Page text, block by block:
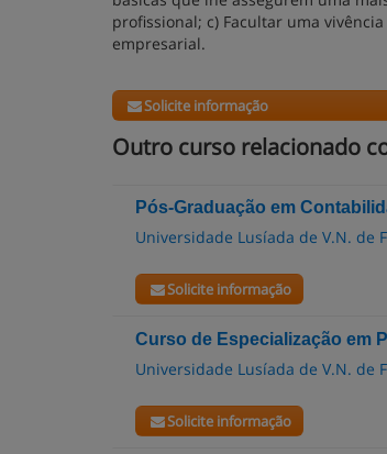
profissional; c) Facultar uma
empresarial.
Solicite informação
Outro curso relacionado
Pós-Graduação em
Universidade Lusíada de V.N. de
Solicite informação
Curso de Especialização em
Universidade Lusíada de V.N. de
Solicite informação